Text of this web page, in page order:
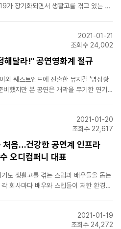
가 장기화되면서 생활고를 겪고 있는 배
코로나19로 모였지..
2021-01-21
조회수 24,002
해달라!" 공연영화계 절규
와 웨스트엔드에 진출한 뮤지컬 '명성황
했지만 본 공연은 개막을 무기한 연기했
니다...
2021-01-20
조회수 22,617
음…건강한 공연계 인프라
오디컴퍼니 대표
도 생활고를 겪는 스텝과 배우들을 돕는
회사마다 배우와 스텝들이 처한 환경을
, 제 생각에 뮤지컬..
2021-01-19
조회수 24,272